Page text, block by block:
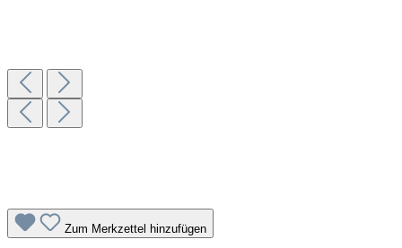
Zum Merkzettel hinzufügen